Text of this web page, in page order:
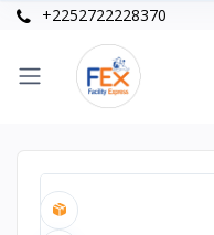
+2252722228370